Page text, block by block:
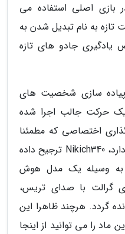
اصلی استفاده می
تازه به نام تبدیل شدن به
جادو های تازه
سازی شخصیت های
حرکت جالب اجرا شده
اختصاصی که مطمئنا
احتیاج به بودجه و زمان زیادی دارد، Nikich340 ترجیح داده
به وسیله یک مدل هوش
گرالت با صدای تریس،
گردد. هرچند ظاهرا این
ماد را می توانید از اینجا